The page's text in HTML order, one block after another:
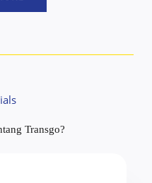
Transgo?